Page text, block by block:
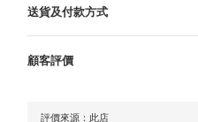
送貨及付款方式
顧客評價